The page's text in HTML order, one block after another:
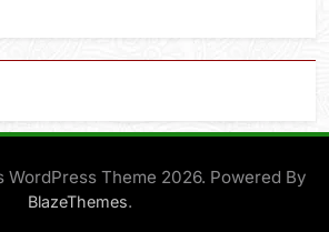
WordPress Theme 2026. Powered By
BlazeThemes.